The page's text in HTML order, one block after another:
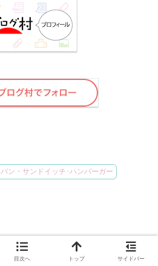
パン・サンドイッチ･ハンバーガー
目次へ トップ サイドバー